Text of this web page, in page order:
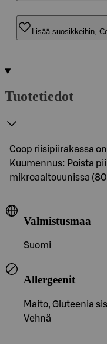
Lisää suosikkeihin,
Tuotetiedot
Coop riisipiirakassa
Kuumennus: Poista
mikroaaltouunissa
Valmistusmaa
Suomi
Allergeenit
Maito, Gluteenia
Vehnä